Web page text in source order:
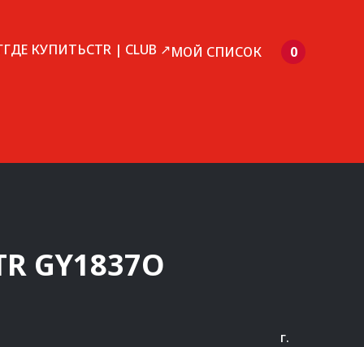
ГДЕ КУПИТЬCTR | CLUB ↗МОЙ СПИСОК 0
GY1837O
г.